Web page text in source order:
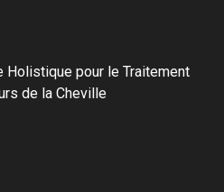
Holistique pour le Traitement
de la Cheville